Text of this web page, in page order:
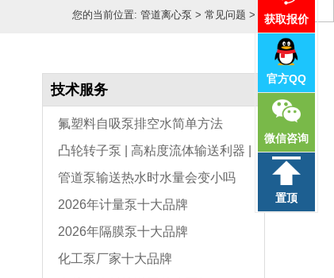
获取报价
官方QQ
微信咨询
置顶
您的当前位置:管道离心泵 >常见问题 >
技术服务
氟塑料自吸泵排空水简单方法
凸轮转子泵 | 高粘度流体输送利器 |
选型与维护全指南
管道泵输送热水时水量会变小吗
2026年计量泵十大品牌
2026年隔膜泵十大品牌
化工泵厂家十大品牌